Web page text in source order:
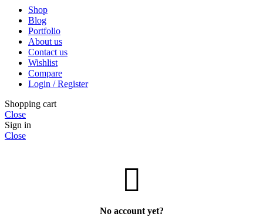
Shop
Blog
Portfolio
About us
Contact us
Wishlist
Compare
Login / Register
Shopping cart
Close
Sign in
Close
No account yet?